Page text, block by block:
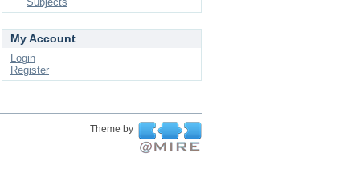
My Account
Login
Register
Theme by